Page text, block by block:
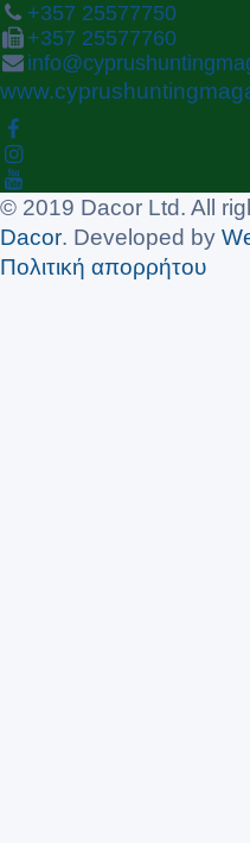
+357 25577750
+357 25577760
© 2019 Dacor Ltd. All
Dacor. Developed by
Πολιτική απορρήτου